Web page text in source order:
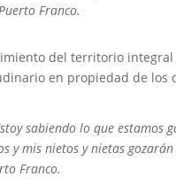
Franco.
del territorio
en propiedad de los
sabiendo lo que
y mis nietos y nietas gozarán
Franco.